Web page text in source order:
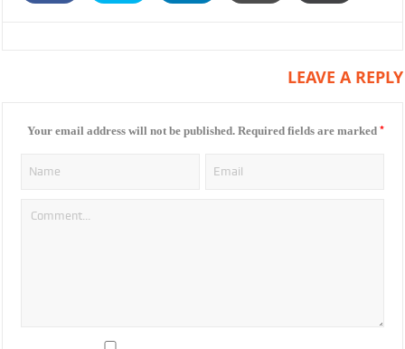
LEAVE A REPLY
Your email address will not be published. Required fields are marked *